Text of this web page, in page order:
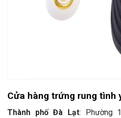
Cửa hàng trứng rung tình
Thành phố Đà Lạt: Phường